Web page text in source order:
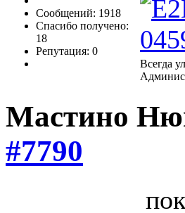
Сообщений: 1918
Спасибо получено:
18
Репутация: 0
Всегда
Мастино
#7790